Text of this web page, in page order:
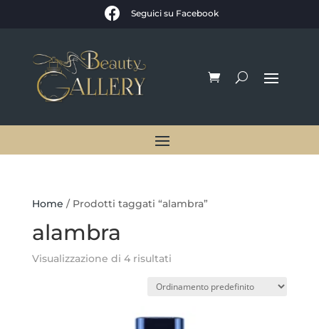
 Seguici su Facebook
Home / Prodotti taggati “alambra”
alambra
Visualizzazione di 4 risultati